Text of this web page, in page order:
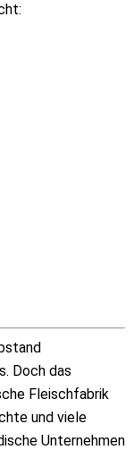
Doch das
Fleischfabrik
und viele
Unternehmen